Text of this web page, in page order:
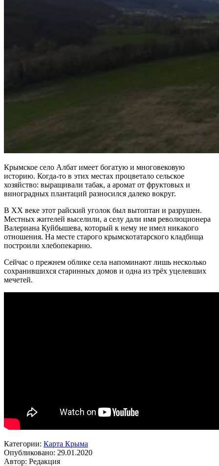
Крымское село Албат имеет богатую и многовековую
историю. Когда-то в этих местах процветало сельское
хозяйство: выращивали табак, а аромат от фруктовых и
виноградных плантаций разносился далеко вокруг.
В XX веке этот райский уголок был вытоптан и разрушен.
Местных жителей выселили, а селу дали имя революционера
Валериана Куйбышева, который к нему не имел никакого
отношения. На месте старого крымскотатарского кладбища
построили хлебопекарню.
Сейчас о прежнем облике села напоминают лишь несколько
сохранившихся старинных домов и одна из трёх уцелевших
мечетей.
Категории: Карта Крыма
Опубликовано: 29.01.2020
Автор: Редакция